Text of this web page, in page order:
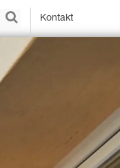
Kontakt